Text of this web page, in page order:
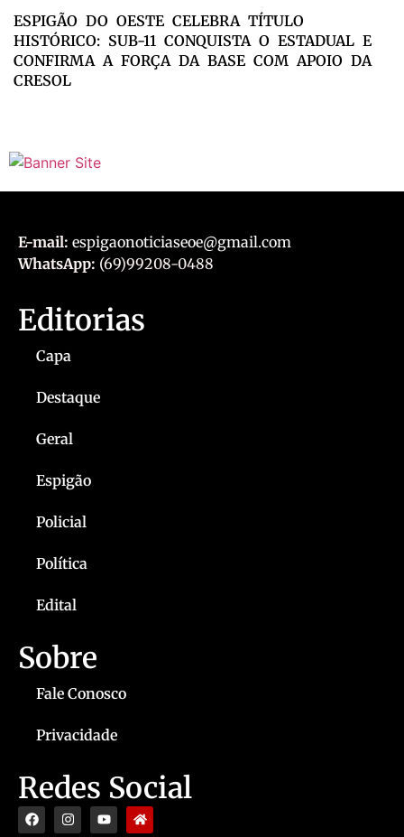
ESPIGÃO DO OESTE CELEBRA TÍTULO
HISTÓRICO: SUB-11 CONQUISTA O ESTADUAL E
CONFIRMA A FORÇA DA BASE COM APOIO DA
CRESOL
E-mail: espigaonoticiaseoe@gmail.com
WhatsApp: (69)99208-0488
Editorias
Capa
Destaque
Geral
Espigão
Policial
Política
Edital
Sobre
Fale Conosco
Privacidade
Redes Social